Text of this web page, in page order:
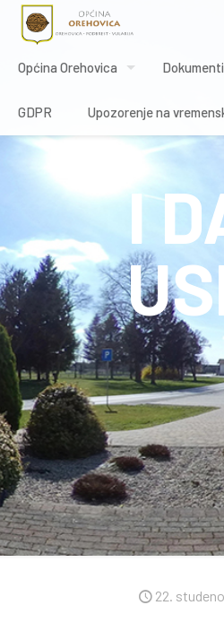
Općina Orehovica Dokumenti
GDPR Upozorenje na
I
22.